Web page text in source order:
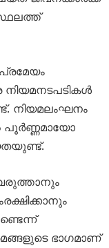
നിയമനടപടികൾ
നിയമലംഘനം
ഭാഗമാണ്